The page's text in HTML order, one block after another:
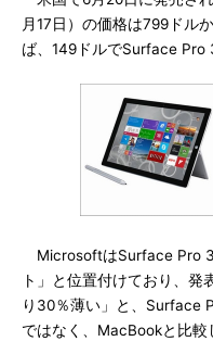
月17日）の価格は799ドル
ば、149ドルでSurface Pro
MicrosoftはSurface Pro 3
ト」と位置付けており、発
り30％薄い」と、Surface
ではなく、MacBookと比較